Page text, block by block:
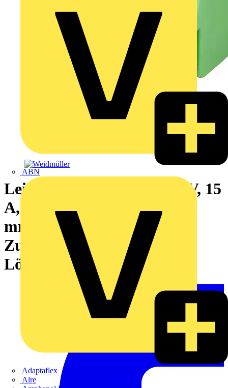
ABN
Adaptaflex
Alre
Leiterplattenklemme, 250 V, 15
A, Raster in mm: 5.00, 2.5
mm², Polzahl: 18,
Zugbügelanschluss, THT-
Lötanschluss, 90°, Box